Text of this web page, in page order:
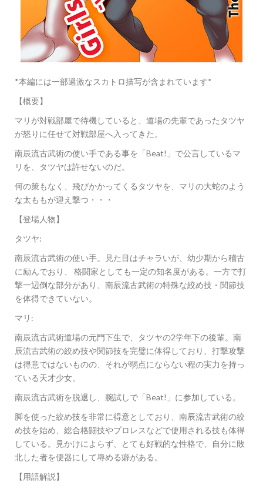
*本編には一部過激なスカトロ描写が含まれています*
【概要】
マリが対戦部屋で待機していると、道場の先輩であったタツヤ
が怒りに任せて対戦部屋へ入ってきた。
南辰流古武術の使い手である事を「Beat!」で公言しているマ
リを、タツヤは許せないのだ。
何の策もなく、飛びかかってくるタツヤを、マリの大蛇のよう
な太ももが迎え撃つ・・・
【登場人物】
タツヤ:
南辰流古武術の使い手。見た目はチャラいが、幼少期から稽古
に励んでおり、 格闘家としても一定の知名度がある。一方で打
撃一辺倒な部分があり、南辰流古武術の特殊な絞め技・関節技
を体得できていない。
マリ:
南辰流古武術道場の元門下生で、タツヤの2学年下の後輩。南
辰流古武術の絞め技や関節技を完璧に体得しており、打撃攻撃
は得意ではないものの、それが弱点にならない程の実力を持っ
ている天才少女。
南辰流古武術を脱退し、腕試しで「Beat!」に参加している。
脚を使った絞め技を非常に得意としており、南辰流古武術の絞
め技を始め、総合格闘技やプロレスなどで使用される技も体得
している。見かけによらず、とても好戦的な性格で、自分に敗
北した者を便器にして辱める癖がある。
【用語解説】